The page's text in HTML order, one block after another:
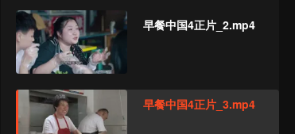
早餐中国4正片_2.mp4
早餐中国4正片_3.mp4